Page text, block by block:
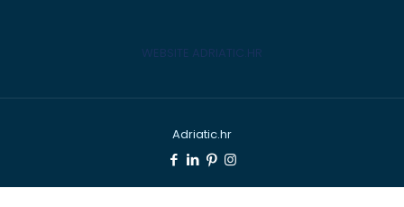
WEBSITE ADRIATIC.HR
Adriatic.hr